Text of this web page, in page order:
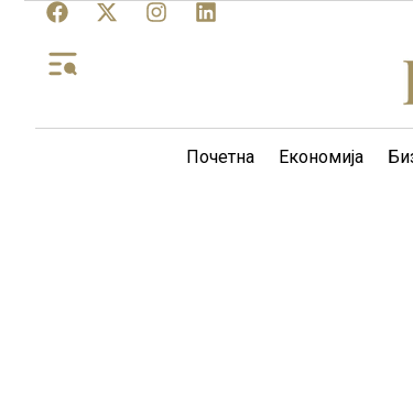
Почетна Економија